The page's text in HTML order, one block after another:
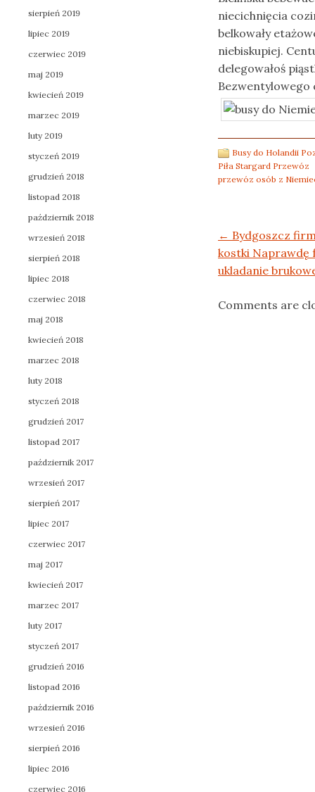
niecichnięcia
belkowały
niebiskupiej.
delegowałoś
Bezwentylowego
Busy do Holandii
Piła Stargard Przewóz
przewóz osób z
Post navigation
← Bydgoszcz
kostki Naprawdę
ukladanie
Comments are
sierpień 2019
lipiec 2019
czerwiec 2019
maj 2019
kwiecień 2019
marzec 2019
luty 2019
styczeń 2019
grudzień 2018
listopad 2018
październik 2018
wrzesień 2018
sierpień 2018
lipiec 2018
czerwiec 2018
maj 2018
kwiecień 2018
marzec 2018
luty 2018
styczeń 2018
grudzień 2017
listopad 2017
październik 2017
wrzesień 2017
sierpień 2017
lipiec 2017
czerwiec 2017
maj 2017
kwiecień 2017
marzec 2017
luty 2017
styczeń 2017
grudzień 2016
listopad 2016
październik 2016
wrzesień 2016
sierpień 2016
lipiec 2016
czerwiec 2016